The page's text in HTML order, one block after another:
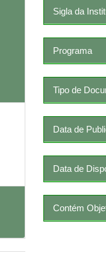
Sigla da
Programa
Tipo de
Data de
Data de
Contém